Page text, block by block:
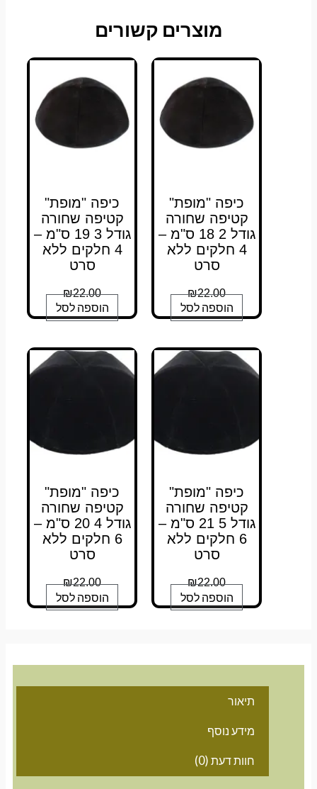
מוצרים קשורים
כיפה "מופת"
קטיפה שחורה
גודל 2 18 ס"מ –
4 חלקים ללא
₪22.00
הוספה לסל
כיפה "מופת"
קטיפה שחורה
גודל 3 19 ס"מ –
4 חלקים ללא
₪22.00
הוספה לסל
כיפה "מופת"
קטיפה שחורה
גודל 5 21 ס"מ –
6 חלקים ללא
₪22.00
הוספה לסל
כיפה "מופת"
קטיפה שחורה
גודל 4 20 ס"מ –
6 חלקים ללא
₪22.00
הוספה לסל
מידע נוסף
חוות דעת (0)